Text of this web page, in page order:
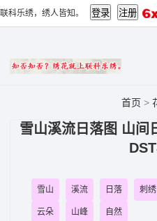
联科乐绣，绣人皆知。
首页 >
雪山溪流日落图 山
雪山 溪流 日落 刺绣
云朵 山峰 自然